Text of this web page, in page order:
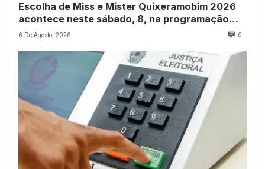
Escolha de Miss e Mister Quixeramobim 2026
acontece neste sábado, 8, na programação
dos 237 anos do município
6 De Agosto, 2026 0